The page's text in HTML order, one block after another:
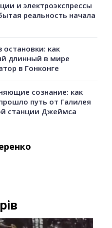
и электроэкспрессы
реальность начала
остановки: как
длинный в мире
в Гонконге
сознание: как
путь от Галилея
станции Джеймса